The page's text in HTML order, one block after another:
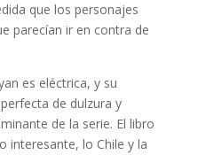
que los personajes
parecían ir en contra de
es eléctrica, y su
de dulzura y
de la serie. El libro
interesante, lo Chile y la